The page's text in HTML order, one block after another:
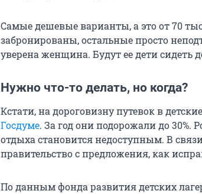
Самые дешевые варианты, а это от70
забронированы, остальные просто
уверена женщина. Будут ее дети сидеть
Нужно что-то делать, но когда?
Кстати, на дороговизну путевок в
Госдуме. За год они подорожали до 30%.
отдыха становится недоступным. В
правительство с предложения, как
По данным фонда развития детских